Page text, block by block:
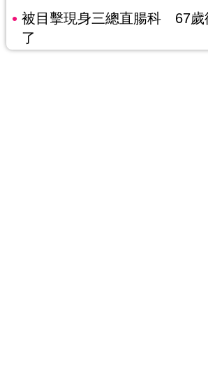
被目擊現身三總直腸科 67歲
了